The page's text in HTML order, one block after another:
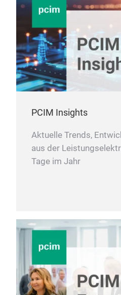
PCIM Insights
Aktuelle Trends,
aus der
Tage im Jahr